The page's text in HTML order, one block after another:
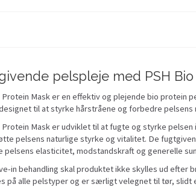
pelspleje med PSH
Protein Mask er en effektiv og plejende bio protein
til at styrke hårstråene og forbedre
Protein Mask er udviklet til at fugte og styrke
pelsens naturlige styrke og vitalitet. De
pelsens elasticitet, modstandskraft og generelle
in behandling skal produktet ikke skylles ud
på alle pelstyper og er særligt velegnet til tør,